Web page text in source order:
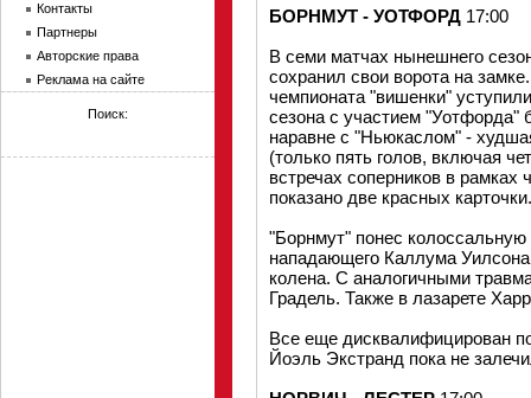
БОРНМУТ - УОТФОРД 17:00
В семи матчах нынешнего
сохранил свои ворота на
чемпионата "вишенки"
сезона с участием
наравне с "Ньюкаслом" -
(только пять голов, включая
встречах соперников в рамках
показано две красных карточки.
"Борнмут" понес
нападающего Каллума
колена. С аналогичными
Градель. Также в лазарете
Все еще дисквалифицирован
Йоэль Экстранд пока не
Контакты
Партнеры
Авторские права
Реклама на сайте
Поиск: